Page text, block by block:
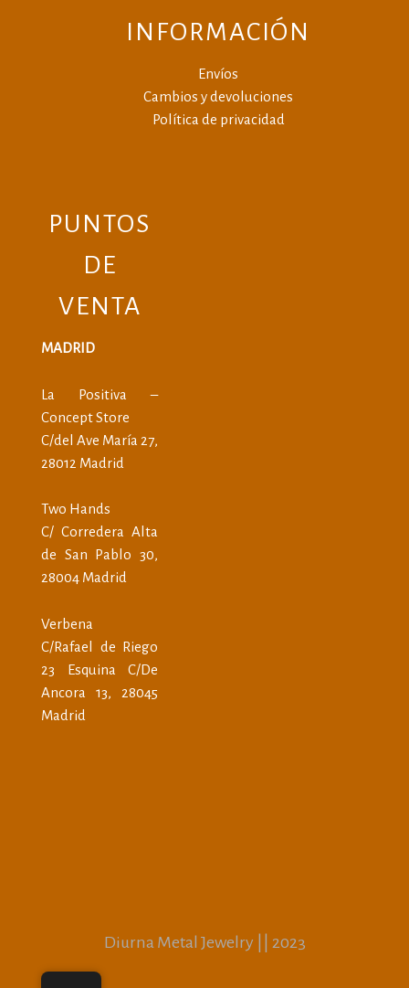
INFORMACIÓN
Envíos
Cambios y devoluciones
Política de privacidad
PUNTOS
DE
VENTA
MADRID
La Positiva –
Concept Store
C/del Ave María 27,
28012 Madrid
Two Hands
C/ Corredera Alta
de San Pablo 30,
28004 Madrid
Verbena
C/Rafael de Riego
23 Esquina C/De
Ancora 13, 28045
Madrid
Diurna Metal Jewelry || 2023